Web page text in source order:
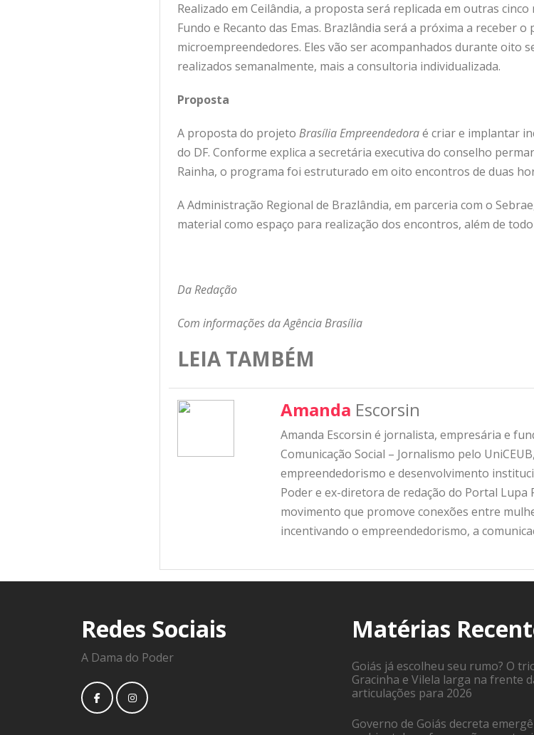
Realizado em Ceilândia, a proposta será replicada em outras
Fundo e Recanto das Emas. Brazlândia será a próxima a receber
microempreendedores. Eles vão ser acompanhados durante oito
realizados semanalmente, mais a consultoria individualizada.
Proposta
A proposta do projeto Brasília Empreendedoraé criar e implantar
do DF. Conforme explica a secretária executiva do conselho
Rainha, o programa foi estruturado em oito encontros de duas
A Administração Regional de Brazlândia, em parceria com o
material como espaço para realização dos encontros, além de
Da Redação
Com informações da Agência Brasília
LEIA TAMBÉM
Amanda Escorsin
Amanda Escorsin é jornalista, empresária e
Comunicação Social – Jornalismo pelo
empreendedorismo e desenvolvimento
Poder e ex-diretora de redação do Portal Lupa
movimento que promove conexões entre
incentivando o empreendedorismo, a
Redes Sociais
A Dama do Poder
Matérias
Goiás já escolheu seu rumo? O
Gracinha e Vilela larga na frente
articulações para 2026
Governo de Goiás decreta